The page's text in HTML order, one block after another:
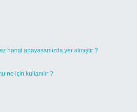
hangi anayasamızda yer almıştır ?
ne için kullanılır ?